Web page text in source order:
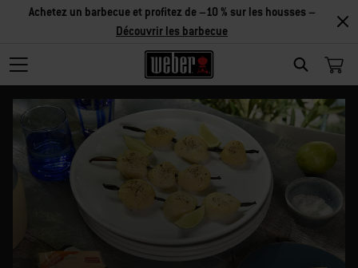
SEARCH
Achetez un barbecue et profitez de –10 % sur les housses –
Découvrir les barbecue